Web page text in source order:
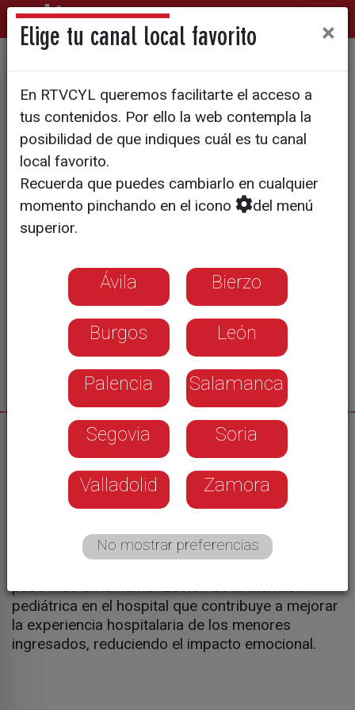
El Jardín de María es ya una
realidad en la terraza del
Hospital
18/07/2025
El sueño de María Caamaño, la princesa futbolera
guerrera, es ya una realidad. Inaugurado en el
Hospital de Salamanca la terraza “el jardín de
María”. Un espacio que cuenta con una zona de
juegos, un vial para el tránsito de vehículo
paso más en la humanización de la atención
pediátrica en el hospital que contribuye a mejorar
la experiencia hospitalaria de los menores
ingresados, reduciendo el impacto emocional.
Elige tu canal local favorito ×
En RTVCYL queremos facilitarte el acceso a
tus contenidos. Por ello la web contempla la
posibilidad de que indiques cuál es tu canal
local favorito.
Recuerda que puedes cambiarlo en cualquier
momento pinchando en el icono
del menú
superior.
Ávila Bierzo
Burgos León
Palencia Salamanca
Segovia Soria
Valladolid Zamora
No mostrar preferencias